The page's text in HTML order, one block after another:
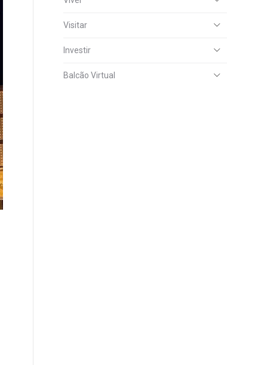
Visitar
Investir
Balcão Virtual